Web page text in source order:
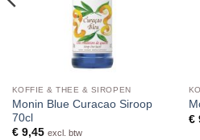
KOFFIE & THEE & SIROPEN
Monin Blue Curacao Siroop
70cl
€9,45 excl. btw
€